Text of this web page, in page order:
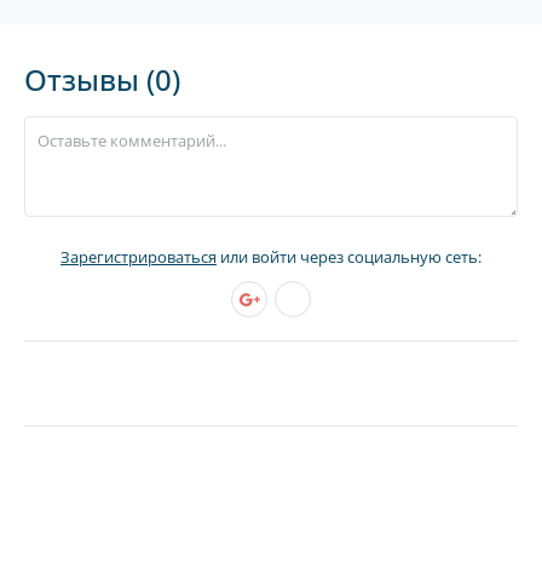
Отзывы (0)
Зарегистрироваться или войти через социальную сеть: